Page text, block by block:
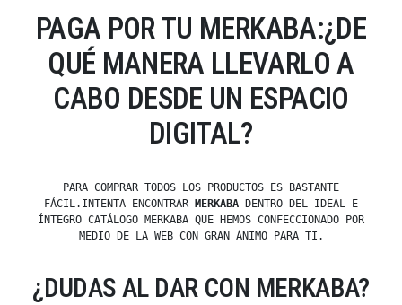
PAGA POR TU MERKABA:¿DE
QUÉ MANERA LLEVARLO A
CABO DESDE UN ESPACIO
DIGITAL?
PARA COMPRAR TODOS LOS PRODUCTOS ES BASTANTE
FÁCIL.INTENTA ENCONTRAR
MERKABA DENTRO DEL IDEAL E
ÍNTEGRO CATÁLOGO MERKABA QUE HEMOS CONFECCIONADO POR
MEDIO DE LA WEB CON GRAN ÁNIMO PARA TI.
¿DUDAS AL DAR CON MERKABA?